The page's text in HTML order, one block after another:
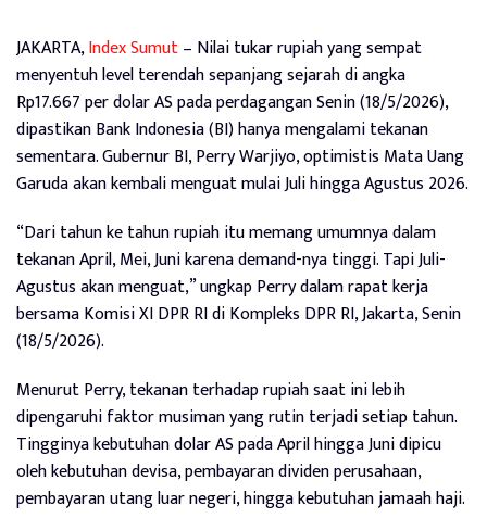
JAKARTA,Index Sumut– Nilai tukar rupiah yang sempat
menyentuh level terendah sepanjang sejarah di angka
Rp17.667 per dolar AS pada perdagangan Senin (18/5/2026),
dipastikan Bank Indonesia (BI) hanya mengalami tekanan
sementara. Gubernur BI, Perry Warjiyo, optimistis Mata Uang
Garuda akan kembali menguat mulai Juli hingga Agustus 2026.
“Dari tahun ke tahun rupiah itu memang umumnya dalam
tekanan April, Mei, Juni karena demand-nya tinggi. Tapi Juli-
Agustus akan menguat,” ungkap Perry dalam rapat kerja
bersama Komisi XI DPR RI di Kompleks DPR RI, Jakarta, Senin
(18/5/2026).
Menurut Perry, tekanan terhadap rupiah saat ini lebih
dipengaruhi faktor musiman yang rutin terjadi setiap tahun.
Tingginya kebutuhan dolar AS pada April hingga Juni dipicu
oleh kebutuhan devisa, pembayaran dividen perusahaan,
pembayaran utang luar negeri, hingga kebutuhan jamaah haji.